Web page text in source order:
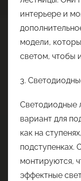
интерьере и
модели,
светом, чтобы
3.
Светодиодные
вариант для
как на
подступенках.
монтируются,
эффектные